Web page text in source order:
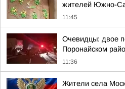
жителей Южно-
11:45
Очевидцы: двое
Поронайском
11:36
Жители села